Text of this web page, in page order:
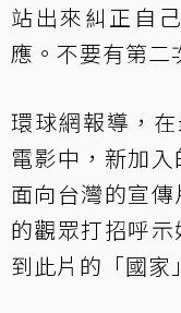
站出來糾正自
應。不要有第二
環球網報導，
電影中，新加
面向台灣的宣
的觀眾打招呼
到此片的「國家